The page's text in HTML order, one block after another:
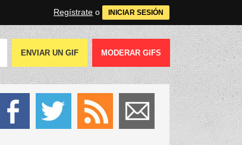
Regístrate o INICIAR SESIÓN
ENVIAR UN GIF MODERAR GIFS